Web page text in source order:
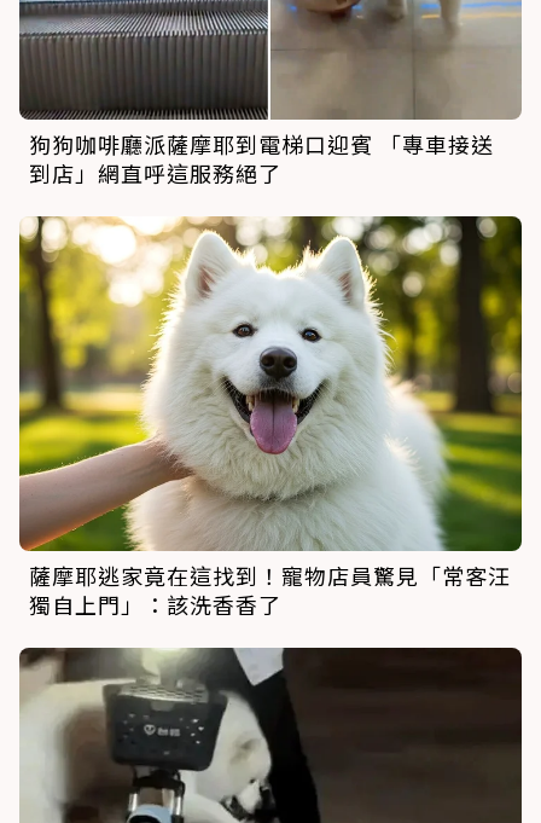
狗狗咖啡廳派薩摩耶到電梯口迎賓 「專車接送
到店」網直呼這服務絕了
薩摩耶逃家竟在這找到！寵物店員驚見「常客汪
獨自上門」：該洗香香了